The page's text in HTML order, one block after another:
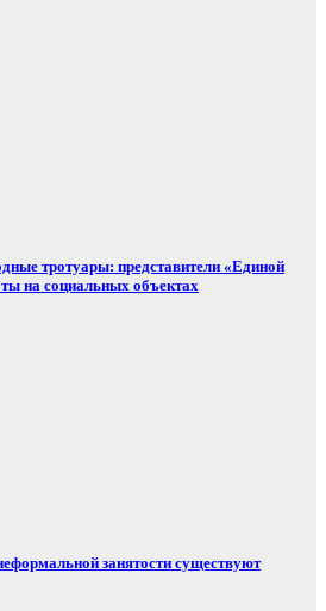
тротуары: представители «Единой
на социальных объектах
занятости существуют